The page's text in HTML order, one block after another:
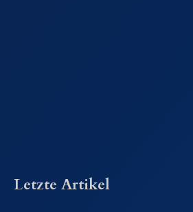
Letzte Artikel